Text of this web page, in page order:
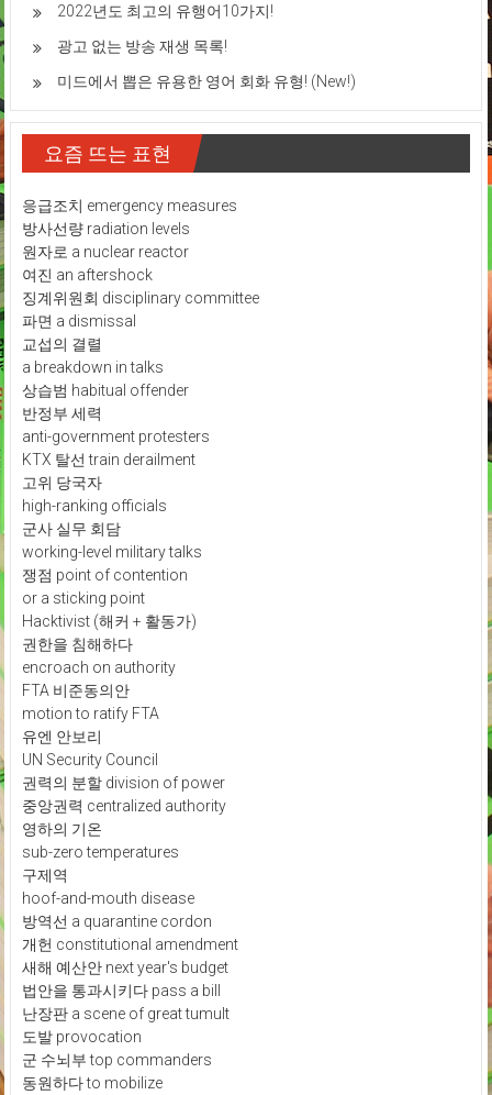
2022년도 최고의 유행어10가지!
광고 없는 방송 재생 목록!
미드에서 뽑은 유용한 영어 회화 유형! (New!)
요즘 뜨는 표현
응급조치 emergency measures
방사선량 radiation levels
원자로 a nuclear reactor
여진 an aftershock
징계위원회 disciplinary committee
파면 a dismissal
교섭의 결렬
a breakdown in talks
상습범 habitual offender
반정부 세력
anti-government protesters
KTX 탈선 train derailment
고위 당국자
high-ranking officials
군사 실무 회담
working-level military talks
쟁점 point of contention
or a sticking point
Hacktivist (해커 + 활동가)
권한을 침해하다
encroach on authority
FTA 비준동의안
motion to ratify FTA
유엔 안보리
UN Security Council
권력의 분할 division of power
중앙권력 centralized authority
영하의 기온
sub-zero temperatures
구제역
hoof-and-mouth disease
방역선 a quarantine cordon
개헌 constitutional amendment
새해 예산안 next year's budget
법안을 통과시키다 pass a bill
난장판 a scene of great tumult
도발 provocation
군 수뇌부 top commanders
동원하다 to mobilize